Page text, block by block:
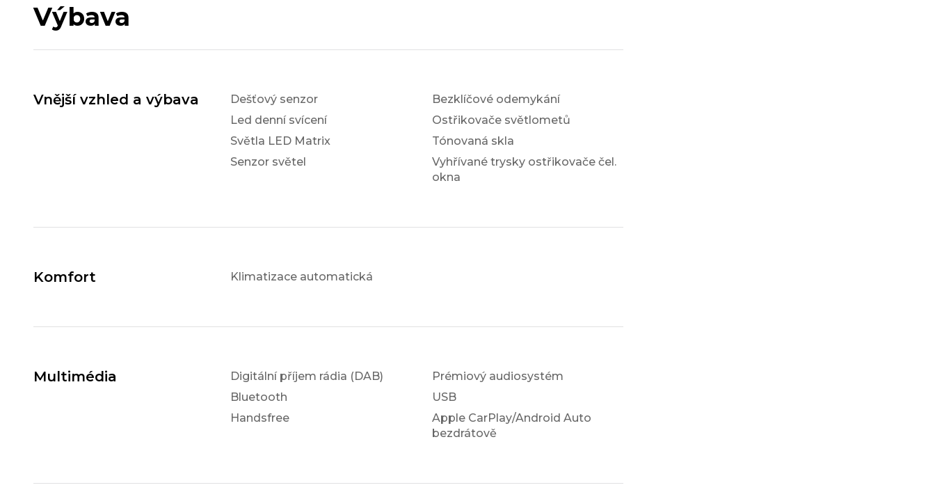
Výbava
Vnější vzhled a výbava
Dešťový senzor
Led denní svícení
Světla LED Matrix
Senzor světel
Bezklíčové odemykání
Ostřikovače světlometů
Tónovaná skla
Vyhřívané trysky ostřikovače čel.
okna
Komfort Klimatizace automatická
Multimédia
Digitální příjem rádia (DAB)
Bluetooth
Handsfree
Prémiový audiosystém
USB
Apple CarPlay/Android Auto
bezdrátově